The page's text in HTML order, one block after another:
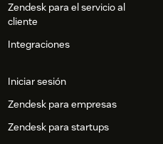
Zendesk para el servicio al
cliente
Integraciones
Iniciar sesión
Zendesk para empresas
Zendesk para startups